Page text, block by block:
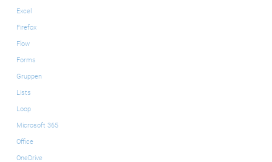
Excel
Firefox
Flow
Forms
Gruppen
Lists
Loop
Microsoft 365
Office
OneDrive